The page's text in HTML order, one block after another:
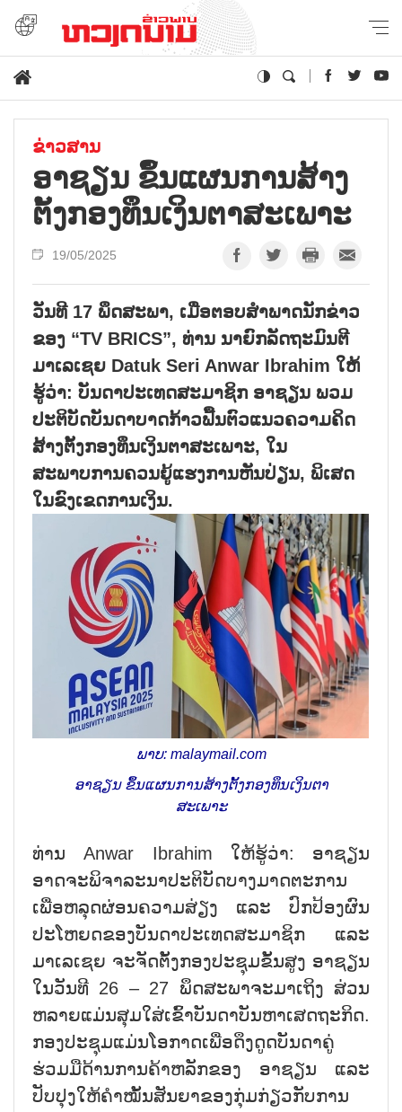
ຂ່າວສານ
ອາຊຽນ ຂຶ້ນແຜນການສ້າງ
ຕັ້ງກອງທຶນເງິນຕາສະເພາະ
19/05/2025
ວັນທີ 17 ພຶດສະພາ, ເມື່ອຕອບສຳພາດນັກຂ່າວ
ຂອງ “TV BRICS”, ທ່ານ ນາຍົກລັດຖະມົນຕີ
ມາເລເຊຍ Datuk Seri Anwar Ibrahim ໃຫ້
ຮູ້ວ່າ: ບັນດາປະເທດສະມາຊິກ ອາຊຽນ ພວມ
ປະຕິບັດບັນດາບາດກ້າວຟື້ນຕົວແນວຄວາມຄິດ
ສ້າງຕັ້ງກອງທຶນເງິນຕາສະເພາະ, ໃນ
ສະພາບການຄວນຍູ້ແຮງການຫັນປ່ຽນ, ພິເສດ
ໃນຂົງເຂດການເງິນ.
ພາບ: malaymail.com
ອາຊຽນ ຂຶ້ນແຜນການສ້າງຕັ້ງກອງທຶນເງິນຕາ
ສະເພາະ
ທ່ານ Anwar Ibrahim ໃຫ້ຮູ້ວ່າ: ອາຊຽນ
ອາດຈະພິຈາລະນາປະຕິບັດບາງມາດຕະການ
ເພື່ອຫລຸດຜ່ອນຄວາມສ່ຽງ ແລະ ປົກປ້ອງຜົນ
ປະໂຫຍດຂອງບັນດາປະເທດສະມາຊິກ ແລະ
ມາເລເຊຍ ຈະຈັດຕັ້ງກອງປະຊຸມຂັ້ນສູງ ອາຊຽນ
ໃນວັນທີ 26 – 27 ພຶດສະພາຈະມາເຖິງ ສ່ວນ
ຫລາຍແມ່ນສຸມໃສ່ເຂົ້າບັນດາບັນຫາເສດຖະກິດ.
ກອງປະຊຸມແມ່ນໂອກາດເພື່ອດຶງດູດບັນດາຄູ່
ຮ່ວມມືດ້ານການຄ້າຫລັກຂອງ ອາຊຽນ ແລະ
ປັບປຸງໃຫ້ຄຳໝັ້ນສັນຍາຂອງກຸ່ມກ່ຽວກັບການ